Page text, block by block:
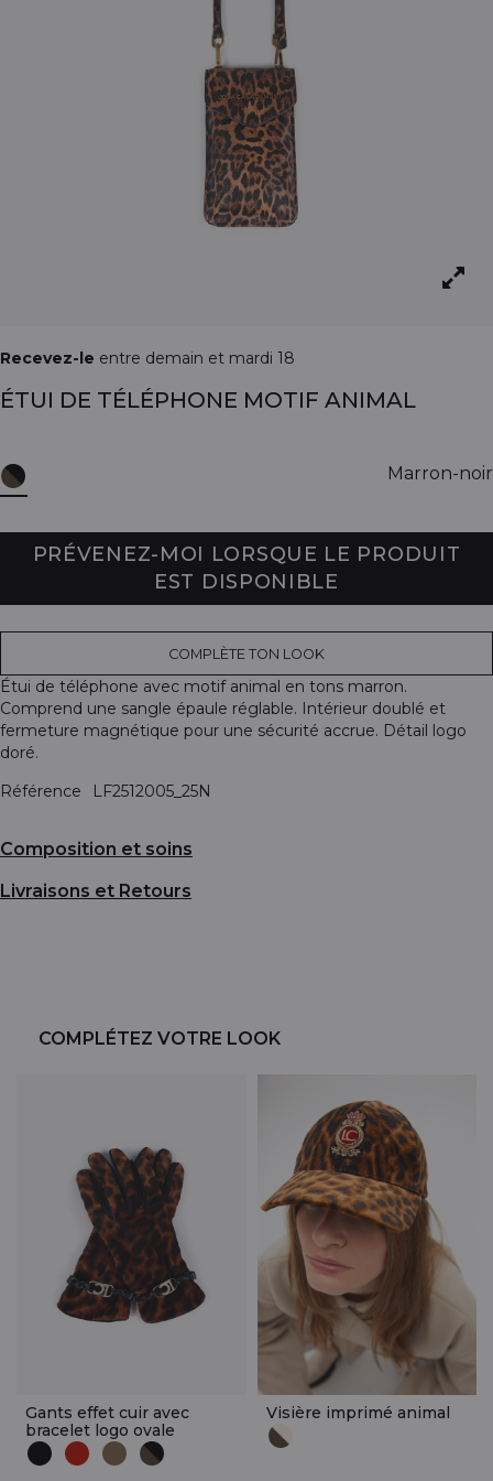
Recevez-le entre demain et mardi 18
ÉTUI DE TÉLÉPHONE MOTIF ANIMAL
Marron-noir
PRÉVENEZ-MOI LORSQUE LE PRODUIT
EST DISPONIBLE
COMPLÈTE TON LOOK
Étui de téléphone avec motif animal en tons marron.
Comprend une sangle épaule réglable. Intérieur doublé et
fermeture magnétique pour une sécurité accrue. Détail logo
doré.
Référence
LF2512005_25N
Composition et soins
Livraisons et Retours
COMPLÉTEZ VOTRE LOOK
Gants effet cuir avec
bracelet logo ovale
Visière imprimé animal